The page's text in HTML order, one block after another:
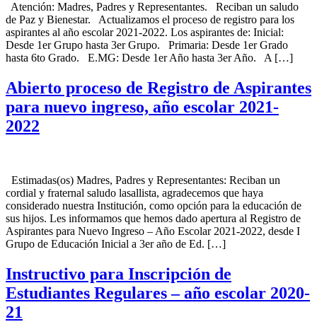
Atención: Madres, Padres y Representantes. Reciban un saludo
de Paz y Bienestar. Actualizamos el proceso de registro para los
aspirantes al año escolar 2021-2022. Los aspirantes de: Inicial:
Desde 1er Grupo hasta 3er Grupo. Primaria: Desde 1er Grado
hasta 6to Grado. E.MG: Desde 1er Año hasta 3er Año. A […]
Abierto proceso de Registro de Aspirantes
para nuevo ingreso, año escolar 2021-
2022
Estimadas(os) Madres, Padres y Representantes: Reciban un
cordial y fraternal saludo lasallista, agradecemos que haya
considerado nuestra Institución, como opción para la educación de
sus hijos. Les informamos que hemos dado apertura al Registro de
Aspirantes para Nuevo Ingreso – Año Escolar 2021-2022, desde I
Grupo de Educación Inicial a 3er año de Ed. […]
Instructivo para Inscripción de
Estudiantes Regulares – año escolar 2020-
21